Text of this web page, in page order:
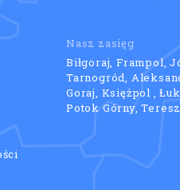
Nasz zasięg
Biłgoraj, Frampol,
Tarnogród,
Goraj, Księżpol ,
Potok Górny,